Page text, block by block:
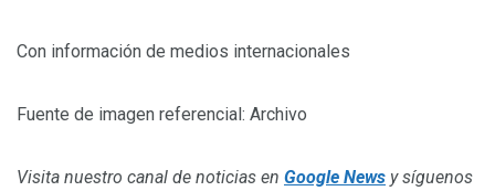
Con información de medios internacionales
Fuente de imagen referencial: Archivo
Visita nuestro canal de noticias en Google News y síguenos